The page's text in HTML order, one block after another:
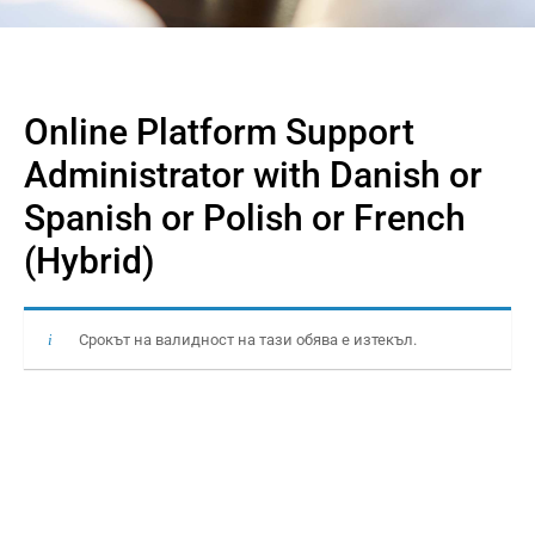
Online Platform Support
Administrator with Danish or
Spanish or Polish or French
(Hybrid)
Срокът на валидност на тази обява е изтекъл.